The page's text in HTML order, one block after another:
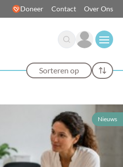
Doneer Contact Over Ons
Sorteren op
Nieuws